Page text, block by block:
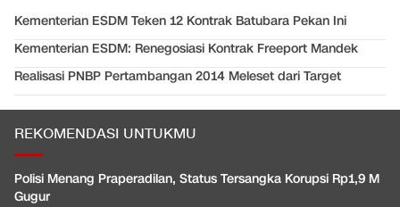
Kementerian ESDM Teken 12 Kontrak Batubara Pekan Ini
Kementerian ESDM: Renegosiasi Kontrak Freeport Mandek
Realisasi PNBP Pertambangan 2014 Meleset dari Target
REKOMENDASI UNTUKMU
Polisi Menang Praperadilan, Status Tersangka Korupsi Rp1,9 M
Gugur